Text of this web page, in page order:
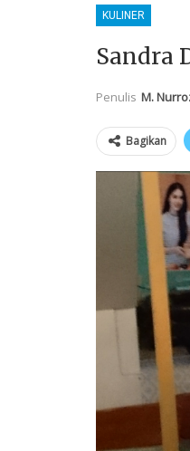
KULINER
Sandra
Penulis M.
Bagikan